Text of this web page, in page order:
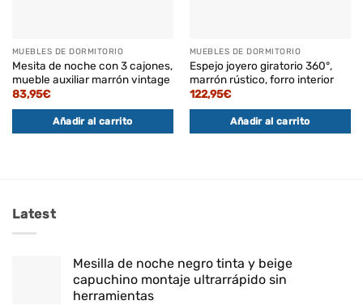
MUEBLES DE DORMITORIO
Mesita de noche con 3 cajones,
mueble auxiliar marrón vintage
83,95€
Añadir al carrito
MUEBLES DE DORMITORIO
Espejo joyero giratorio 360°,
marrón rústico, forro interior
122,95€
Añadir al carrito
Latest
Mesilla de noche negro tinta y beige
capuchino montaje ultrarrápido sin
herramientas